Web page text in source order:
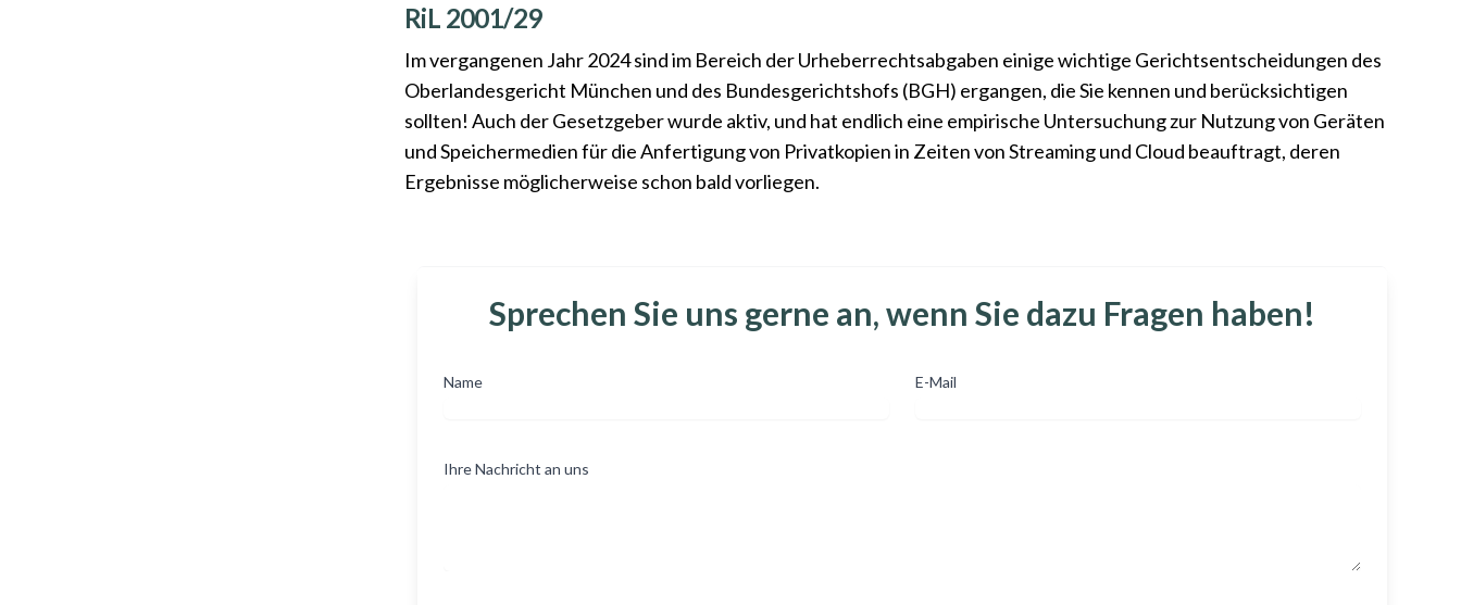
RiL 2001/29
Im vergangenen Jahr 2024 sind im Bereich der Urheberrechtsabgaben einige wichtige Gerichtsentscheidungen des
Oberlandesgericht München und des Bundesgerichtshofs (BGH) ergangen, die Sie kennen und berücksichtigen
sollten! Auch der Gesetzgeber wurde aktiv, und hat endlich eine empirische Untersuchung zur Nutzung von Geräten
und Speichermedien für die Anfertigung von Privatkopien in Zeiten von Streaming und Cloud beauftragt, deren
Ergebnisse möglicherweise schon bald vorliegen.
Sprechen Sie uns gerne an, wenn Sie dazu Fragen haben!
Name E-Mail
Ihre Nachricht an uns